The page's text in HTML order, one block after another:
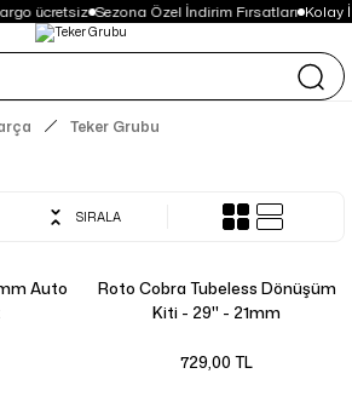
ücretsiz Sezona Özel İndirim Fırsatları Kolay
Teker Grubu
SIRALA
Auto
Roto Cobra Tubeless Dönüşüm
Kiti - 29'' - 21mm
729,00 TL